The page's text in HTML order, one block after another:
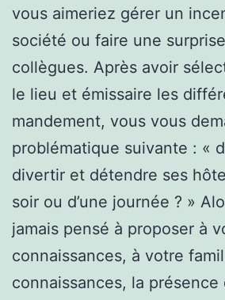
vous aimeriez gérer un
société ou faire une
collègues. Après avoir
le lieu et émissaire les
mandement, vous vous
problématique suivante : «
divertir et détendre ses
soir ou d’une journée ? »
jamais pensé à proposer à
connaissances, à votre
connaissances, la présence